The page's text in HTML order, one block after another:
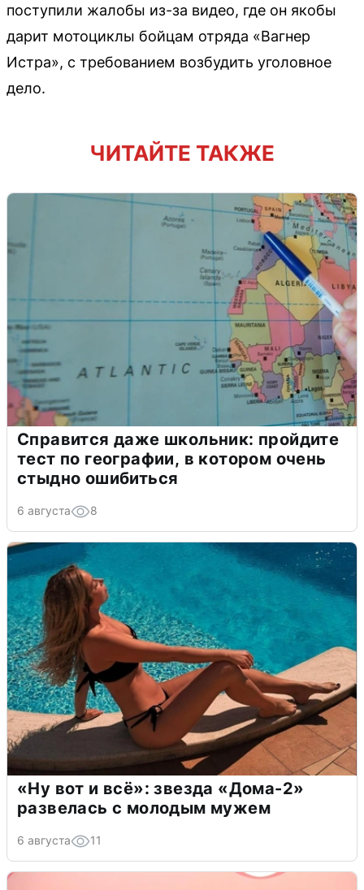
поступили жалобы из-за видео, где он якобы
дарит мотоциклы бойцам отряда «Вагнер
Истра», с требованием возбудить уголовное
дело.
ЧИТАЙТЕ ТАКЖЕ
Справится даже школьник: пройдите
тест по географии, в котором очень
стыдно ошибиться
6 августа 8
«Ну вот и всё»: звезда «Дома-2»
развелась с молодым мужем
6 августа 11